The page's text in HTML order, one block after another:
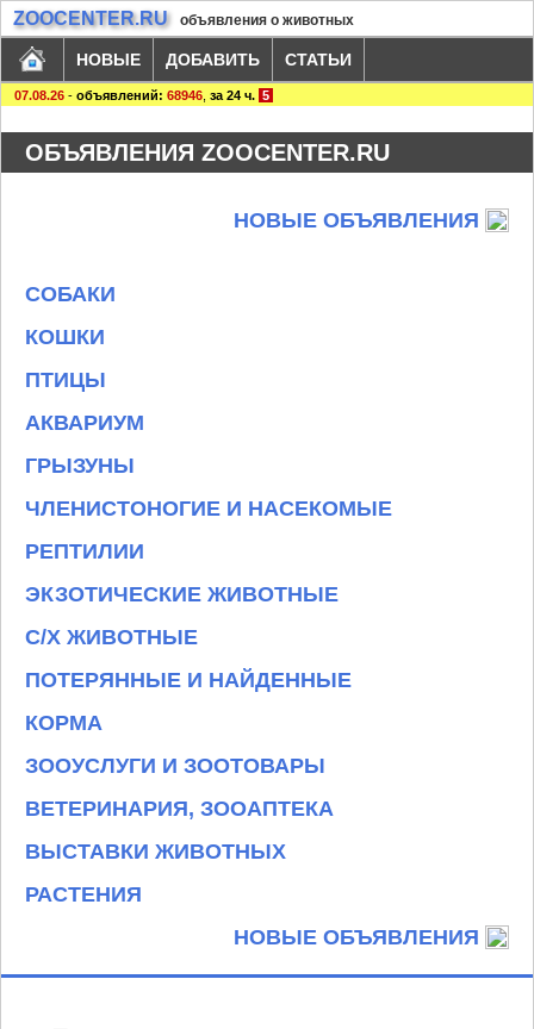
ZOOCENTER.RU объявления о животных
НОВЫЕ ДОБАВИТЬ СТАТЬИ
07.08.26 - объявлений: 68946 за 24 ч. 5
ОБЪЯВЛЕНИЯ ZOOCENTER.RU
НОВЫЕ ОБЪЯВЛЕНИЯ
СОБАКИ
КОШКИ
ПТИЦЫ
АКВАРИУМ
ГРЫЗУНЫ
ЧЛЕНИСТОНОГИЕ И НАСЕКОМЫЕ
РЕПТИЛИИ
ЭКЗОТИЧЕСКИЕ ЖИВОТНЫЕ
С/Х ЖИВОТНЫЕ
ПОТЕРЯННЫЕ И НАЙДЕННЫЕ
КОРМА
ЗООУСЛУГИ И ЗООТОВАРЫ
ВЕТЕРИНАРИЯ, ЗООАПТЕКА
ВЫСТАВКИ ЖИВОТНЫХ
РАСТЕНИЯ
НОВЫЕ ОБЪЯВЛЕНИЯ